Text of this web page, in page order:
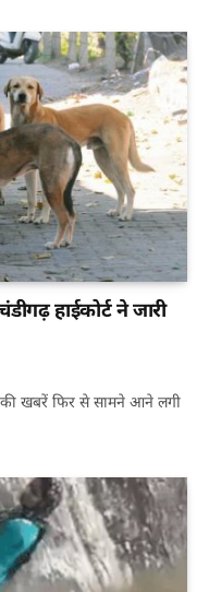
हाईकोर्ट ने जारी
की खबरें फिर से सामने आने लगी